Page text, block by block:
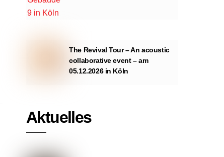
The Revival Tour – An acoustic
collaborative event – am
05.12.2026 in Köln
Aktuelles